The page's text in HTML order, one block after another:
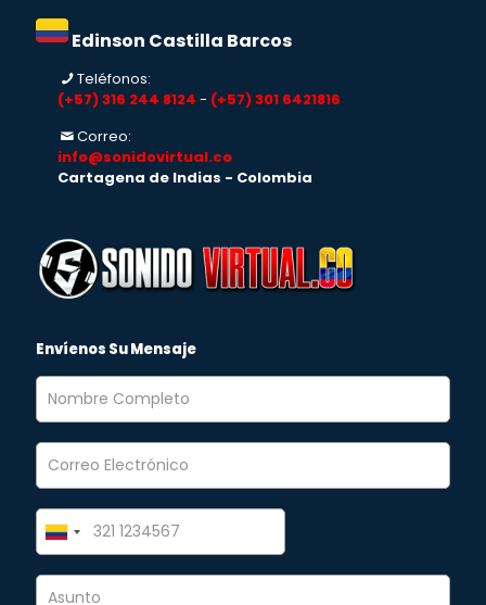
Edinson Castilla Barcos
Teléfonos:
(+57) 316 244 8124 - (+57) 301 6421816
Correo:
info@sonidovirtual.co
Cartagena de Indias - Colombia
Envíenos Su Mensaje